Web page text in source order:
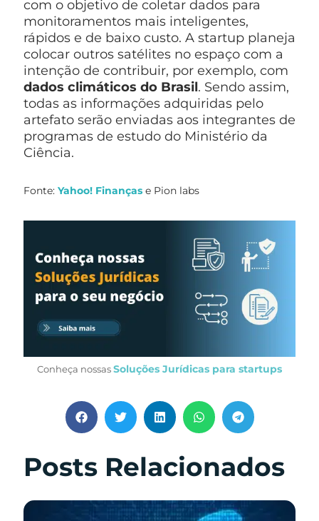
com o objetivo de coletar dados para
monitoramentos mais inteligentes,
rápidos e de baixo custo. A startup planeja
colocar outros satélites no espaço com a
intenção de contribuir, por exemplo, com
dados climáticos do Brasil. Sendo assim,
todas as informações adquiridas pelo
artefato serão enviadas aos integrantes de
programas de estudo do Ministério da
Ciência.
Fonte: Yahoo! Finanças e Pion labs
Conheça nossas Soluções Jurídicas para startups
Posts Relacionados